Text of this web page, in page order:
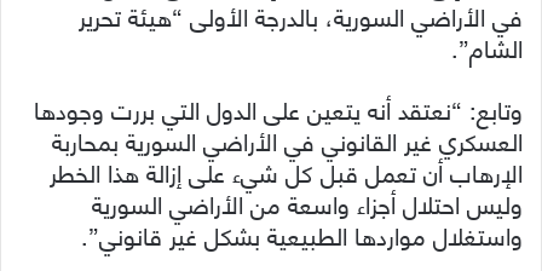
في الأراضي السورية، بالدرجة الأولى “هيئة تحرير
الشام”.
وتابع: “نعتقد أنه يتعين على الدول التي بررت وجودها
العسكري غير القانوني في الأراضي السورية بمحاربة
الإرهاب أن تعمل قبل كل شيء على إزالة هذا الخطر
وليس احتلال أجزاء واسعة من الأراضي السورية
واستغلال مواردها الطبيعية بشكل غير قانوني”.